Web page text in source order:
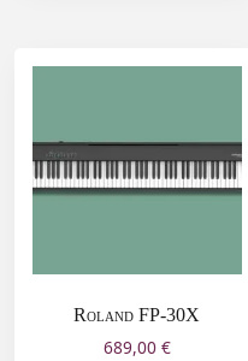
Roland FP-30X
689,00 €